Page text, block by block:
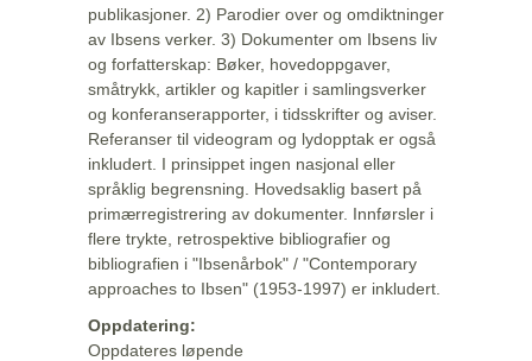
publikasjoner. 2) Parodier over og omdiktninger
av Ibsens verker. 3) Dokumenter om Ibsens liv
og forfatterskap: Bøker, hovedoppgaver,
småtrykk, artikler og kapitler i samlingsverker
og konferanserapporter, i tidsskrifter og aviser.
Referanser til videogram og lydopptak er også
inkludert. I prinsippet ingen nasjonal eller
språklig begrensning. Hovedsaklig basert på
primærregistrering av dokumenter. Innførsler i
flere trykte, retrospektive bibliografier og
bibliografien i "Ibsenårbok" / "Contemporary
approaches to Ibsen" (1953-1997) er inkludert.
Oppdatering:
Oppdateres løpende